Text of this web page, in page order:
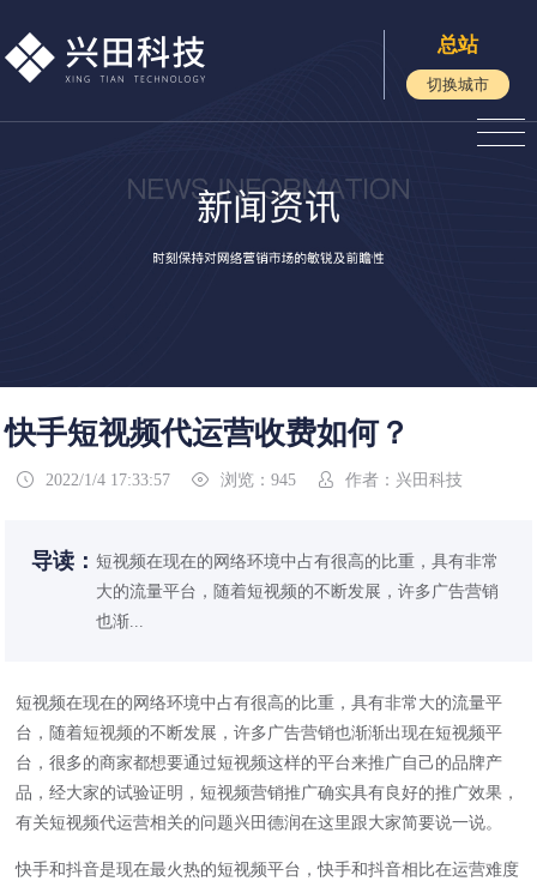
总站
切换城市
快手短视频代运营收费如何？
 2022/1/4 17:33:57  浏览：945  作者：兴田科技
导读： 短视频在现在的网络环境中占有很高的比重，具有非常
大的流量平台，随着短视频的不断发展，许多广告营销
也渐...
短视频在现在的网络环境中占有很高的比重，具有非常大的流量平
台，随着短视频的不断发展，许多广告营销也渐渐出现在短视频平
台，很多的商家都想要通过短视频这样的平台来推广自己的品牌产
品，经大家的试验证明，短视频营销推广确实具有良好的推广效果，
有关短视频代运营相关的问题兴田德润在这里跟大家简要说一说。
快手和抖音是现在最火热的短视频平台，快手和抖音相比在运营难度